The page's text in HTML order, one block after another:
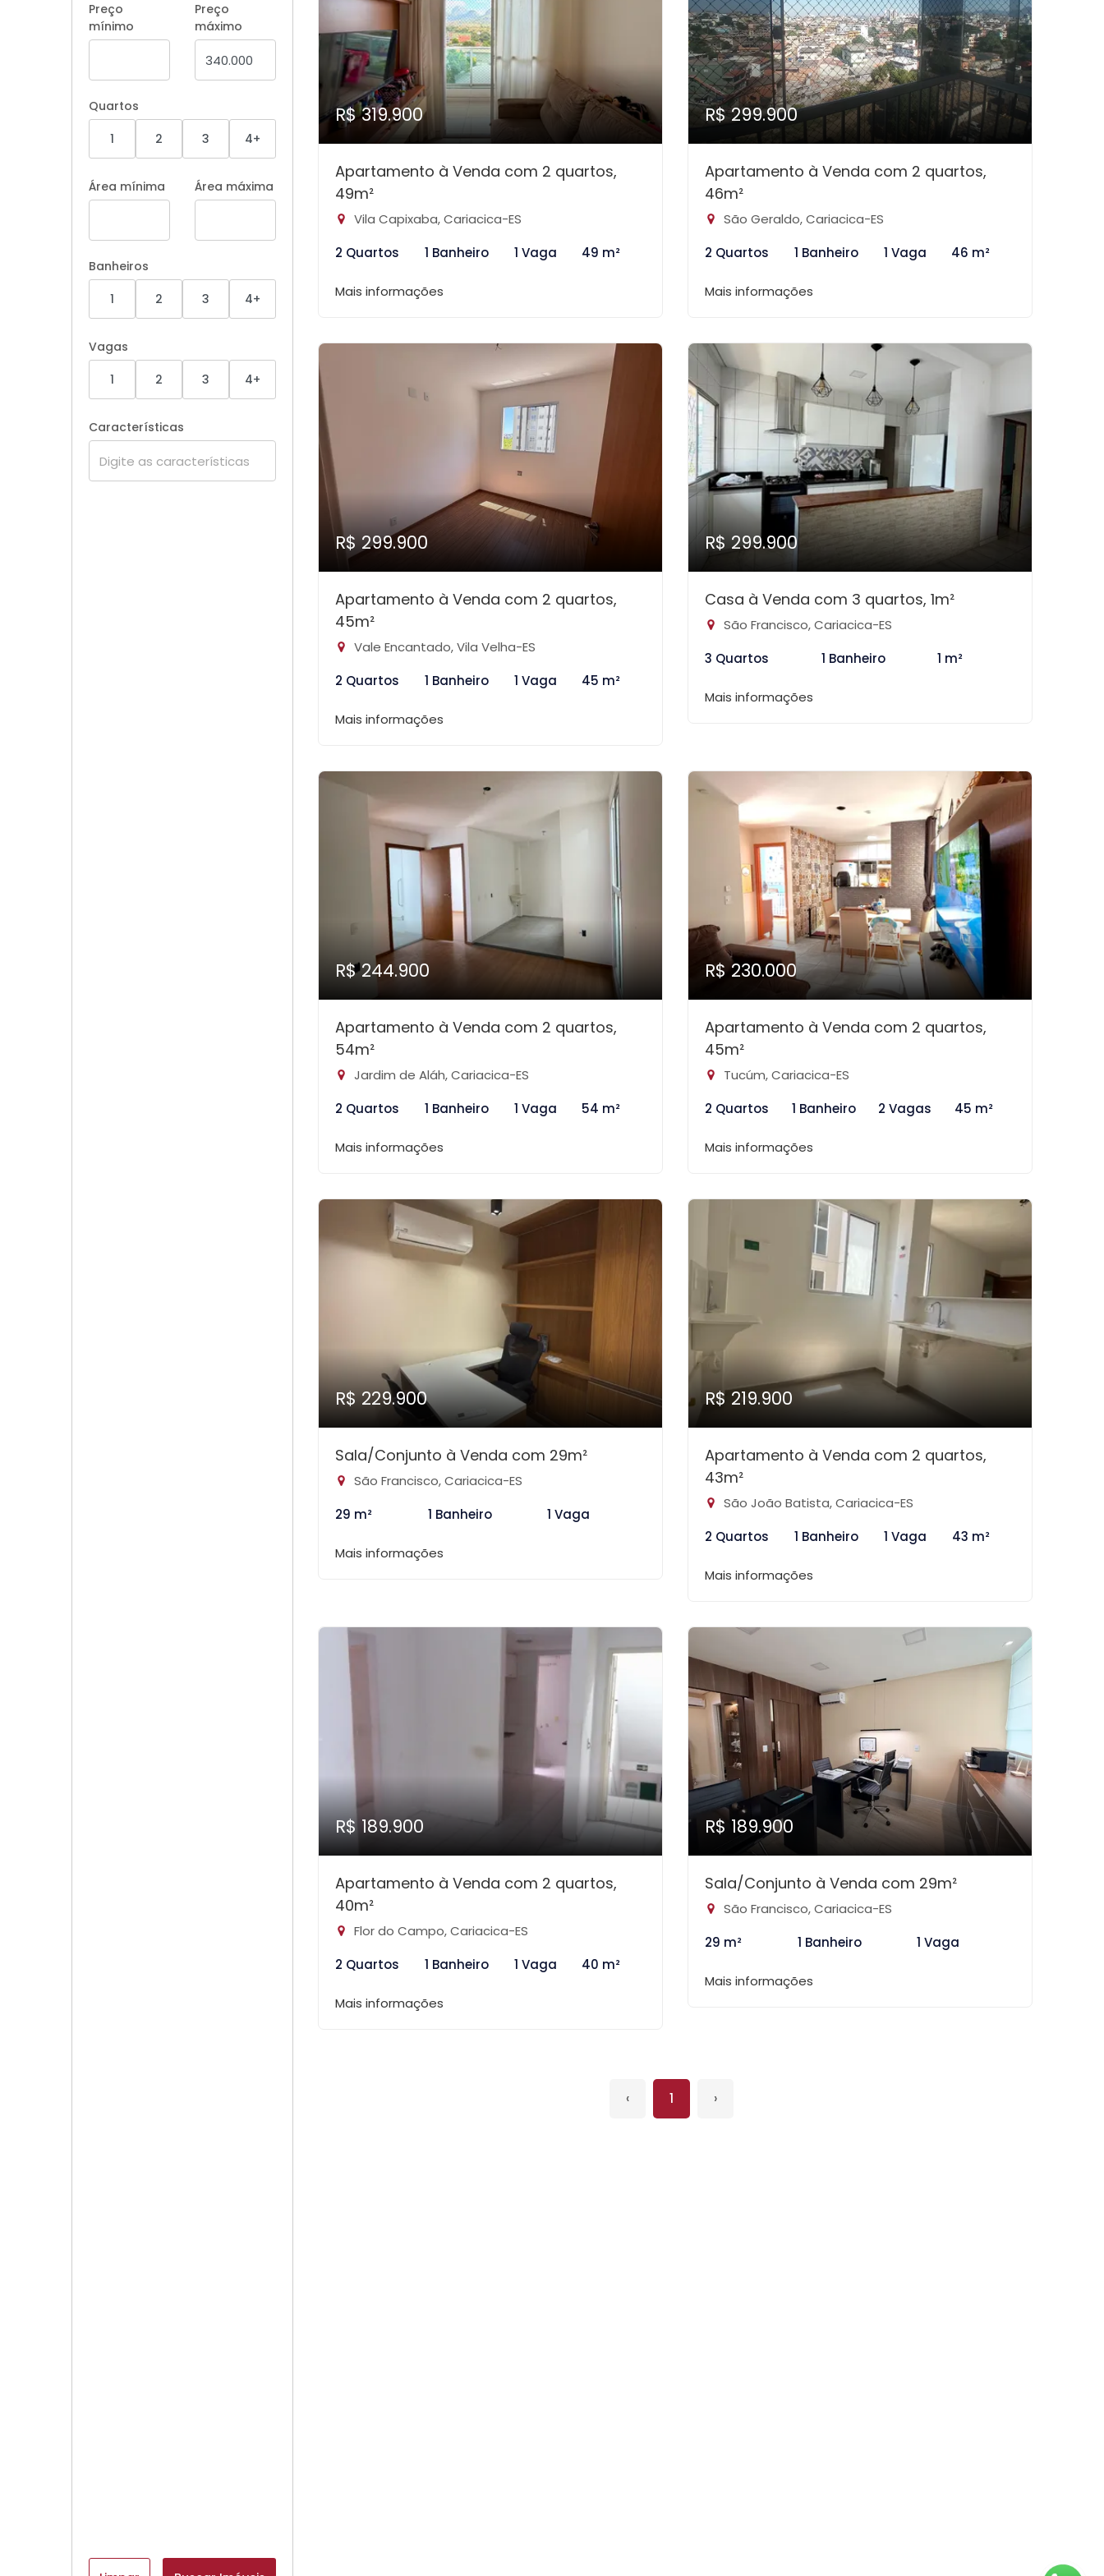
Preço
mínimo
Preço
máximo
Quartos
1
2 3 4+
Área mínima Área máxima
Banheiros
1
2 3 4+
Vagas
1
2 3 4+
Características
R$ 319.900
Apartamento à Venda com 2 quartos,
49m²
Vila Capixaba, Cariacica-ES
2 Quartos
1 Banheiro 1 Vaga 49 m²
Mais informações
R$ 299.900
Apartamento à Venda com 2 quartos,
46m²
São Geraldo, Cariacica-ES
2 Quartos
1 Banheiro 1 Vaga 46 m²
Mais informações
R$ 299.900
Apartamento à Venda com 2 quartos,
45m²
Vale Encantado, Vila Velha-ES
2 Quartos
1 Banheiro 1 Vaga 45 m²
Mais informações
R$ 299.900
Casa à Venda com 3 quartos, 1m²
São Francisco, Cariacica-ES
3 Quartos
1 Banheiro 1 m²
Mais informações
R$ 244.900
Apartamento à Venda com 2 quartos,
54m²
Jardim de Aláh, Cariacica-ES
2 Quartos
1 Banheiro 1 Vaga 54 m²
Mais informações
R$ 230.000
Apartamento à Venda com 2 quartos,
45m²
Tucúm, Cariacica-ES
2 Quartos
1 Banheiro 2 Vagas 45 m²
Mais informações
R$ 229.900
Sala/Conjunto à Venda com 29m²
São Francisco, Cariacica-ES
29 m²
1 Banheiro 1 Vaga
Mais informações
R$ 219.900
Apartamento à Venda com 2 quartos,
43m²
São João Batista, Cariacica-ES
2 Quartos
1 Banheiro 1 Vaga 43 m²
Mais informações
R$ 189.900
Apartamento à Venda com 2 quartos,
40m²
Flor do Campo, Cariacica-ES
2 Quartos
1 Banheiro 1 Vaga 40 m²
Mais informações
R$ 189.900
Sala/Conjunto à Venda com 29m²
São Francisco, Cariacica-ES
29 m²
1 Banheiro 1 Vaga
Mais informações
‹ 1 ›